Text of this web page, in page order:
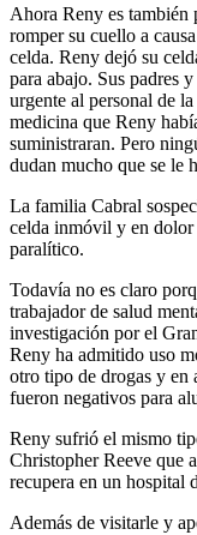
Ahora Reny es también
romper su cuello a
celda. Reny dejó su
para abajo. Sus padres
urgente al personal de
medicina que Reny
suministraran. Pero
dudan mucho que se le
La familia Cabral
celda inmóvil y en dolor
paralítico.
Todavía no es claro
trabajador de salud
investigación por el
Reny ha admitido uso
otro tipo de drogas y en
fueron negativos para
Reny sufrió el mismo
Christopher Reeve que
recupera en un hospital
Además de visitarle y